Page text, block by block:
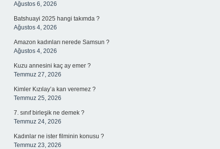
Ağustos 6, 2026
Batshuayi 2025 hangi takımda ?
Ağustos 4, 2026
Amazon kadınları nerede Samsun ?
Ağustos 4, 2026
Kuzu annesini kaç ay emer ?
Temmuz 27, 2026
Kimler Kızılay’a kan veremez ?
Temmuz 25, 2026
7. sınıf birleşik ne demek ?
Temmuz 24, 2026
Kadınlar ne ister filminin konusu ?
Temmuz 23, 2026